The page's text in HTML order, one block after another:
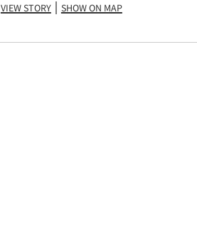
View Story | Show on Map